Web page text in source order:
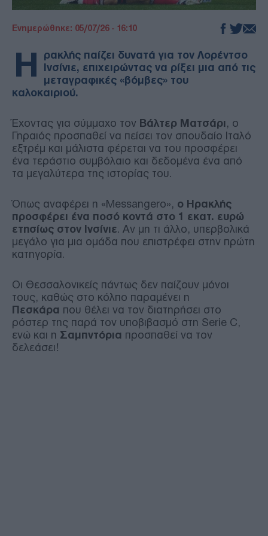
Ενημερώθηκε: 05/07/26 - 16:10
Η
ρακλής παίζει δυνατά για τον Λορέντσο
Ινσίνιε, επιχειρώντας να ρίξει μια από τις
μεταγραφικές «βόμβες» του
καλοκαιριού.
Έχοντας για σύμμαχο τον Βάλτερ Ματσάρι, ο
Γηραιός προσπαθεί να πείσει τον σπουδαίο Ιταλό
εξτρέμ και μάλιστα φέρεται να του προσφέρει
ένα τεράστιο συμβόλαιο και δεδομένα ένα από
τα μεγαλύτερα της ιστορίας του.
Όπως αναφέρει η «Messangero», ο Ηρακλής
προσφέρει ένα ποσό κοντά στο 1 εκατ. ευρώ
ετησίως στον Ινσίνιε. Αν μη τι άλλο, υπερβολικά
μεγάλο για μια ομάδα που επιστρέφει στην πρώτη
κατηγορία.
Οι Θεσσαλονικείς πάντως δεν παίζουν μόνοι
τους, καθώς στο κόλπο παραμένει η
Πεσκάρα που θέλει να τον διατηρήσει στο
ρόστερ της παρά τον υποβιβασμό στη Serie C,
ενώ και η Σαμπντόρια προσπαθεί να τον
δελεάσει!